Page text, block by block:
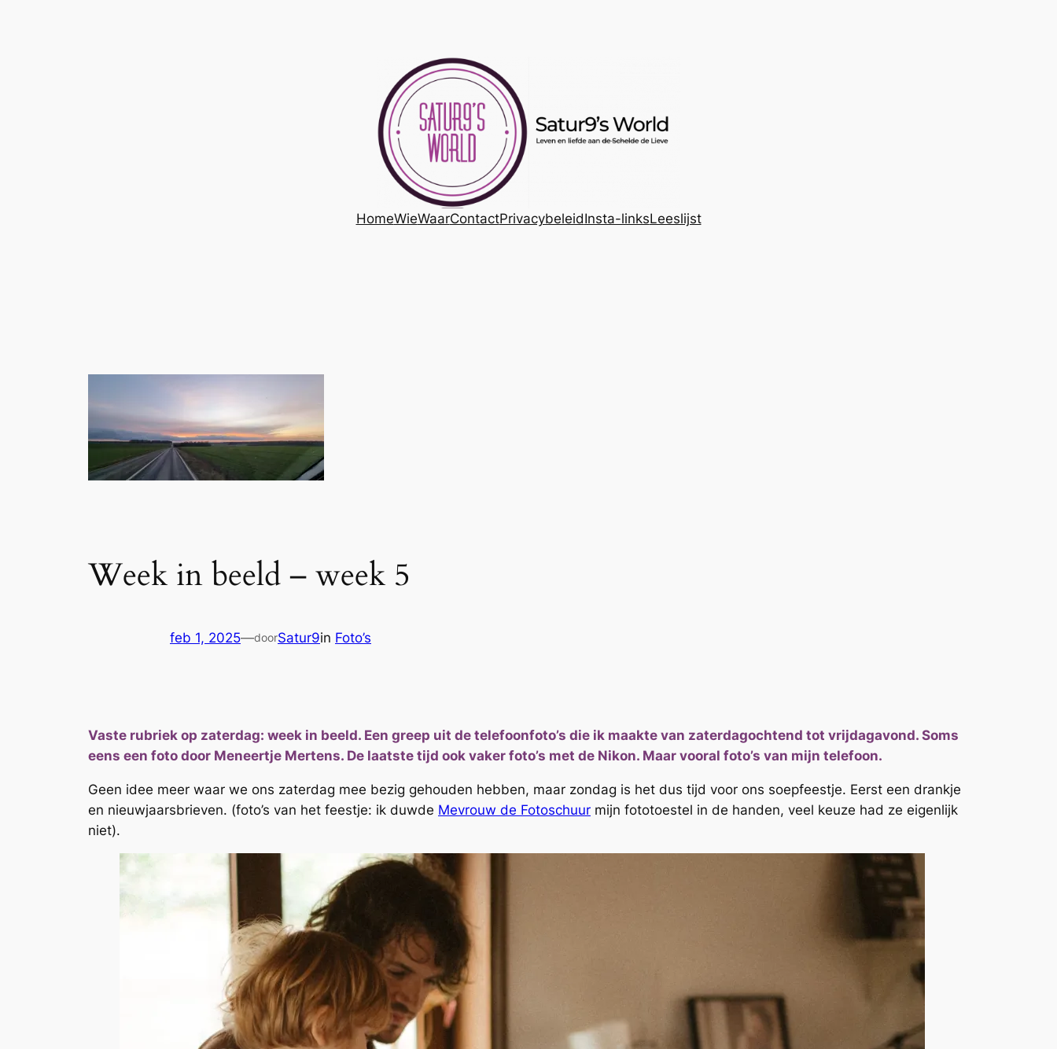
HomeWieWaarContactPrivacybeleidInsta-linksLeeslijst
Week in beeld – week 5
feb 1, 2025—doorSatur9in Foto’s
Vaste rubriek op zaterdag: week in beeld. Een greep uit de telefoonfoto’s die ik maakte van zaterdagochtend tot vrijdagavond. Soms
eens een foto door Meneertje Mertens. De laatste tijd ook vaker foto’s met de Nikon. Maar vooral foto’s van mijn telefoon.
Geen idee meer waar we ons zaterdag mee bezig gehouden hebben, maar zondag is het dus tijd voor ons soepfeestje. Eerst een drankje
en nieuwjaarsbrieven. (foto’s van het feestje: ik duwde Mevrouw de Fotoschuur mijn fototoestel in de handen, veel keuze had ze eigenlijk
niet).